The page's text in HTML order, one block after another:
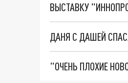
ВЫСТАВКУ
ДАНЯ С ДАШЕЙ